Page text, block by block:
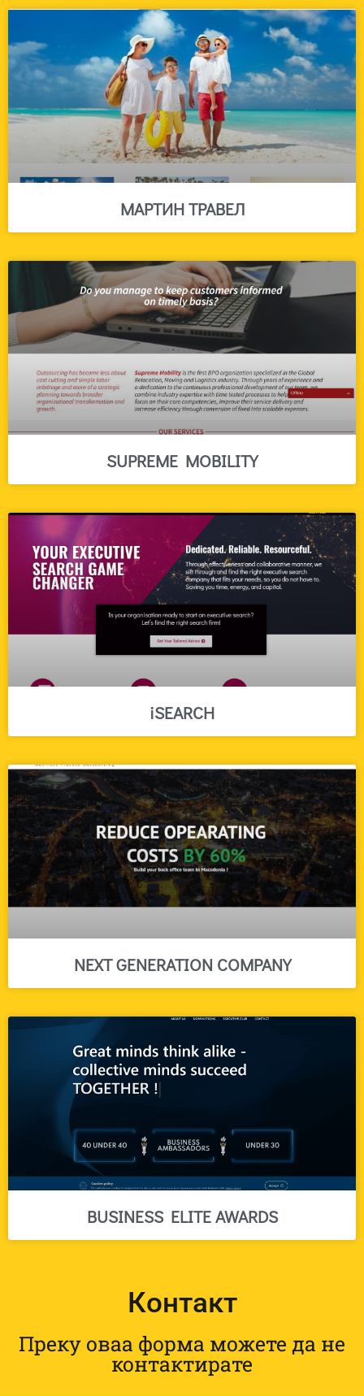
МАРТИН ТРАВЕЛ
SUPREME MOBILITY
iSEARCH
NEXT GENERATION COMPANY
BUSINESS ELITE AWARDS
Контакт
Преку оваа форма можете да не
контактирате